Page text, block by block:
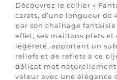
Découvrez le collier «
carats, d’une longueur de
par son chaînage
effet, ses maillons plats et
légèreté, apportant un
reliefs et de reflets à ce
délicat met
valeur avec une élégance